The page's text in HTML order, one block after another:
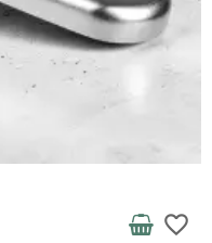
favorite_border